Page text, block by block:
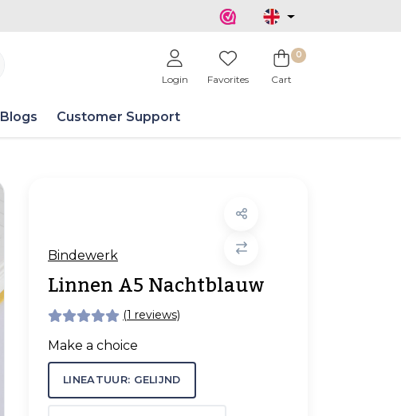
Login Favorites
0
Cart
Blogs Customer Support
Bindewerk
Linnen A5 Nachtblauw
(1 reviews)
Make a choice
LINEATUUR: GELIJND